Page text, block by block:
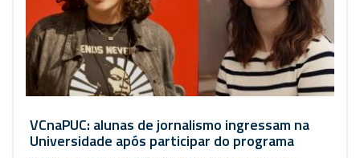
VCnaPUC: alunas de jornalismo ingressam na
Universidade após participar do programa